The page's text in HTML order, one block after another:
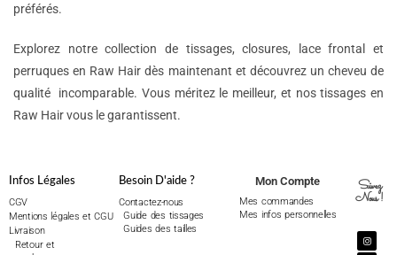
préférés.
Explorez notre collection de tissages, closures, lace frontal et
perruques en Raw Hair dès maintenant et découvrez un cheveu de
qualité incomparable. Vous méritez le meilleur, et nos tissages en
Raw Hair vous le garantissent.
Infos Légales
CGV
Mentions légales et CGU
Livraison
Retour et
Besoin D'aide ?
Contactez-nous
Guide des tissages
Guides des tailles
Mon Compte
Mes commandes
Mes infos personnelles
Suivez
Nous !